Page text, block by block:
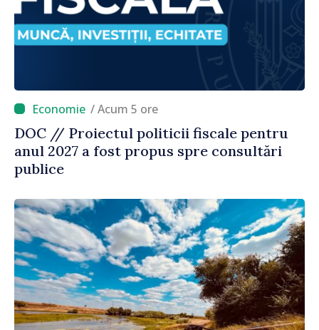
/ Acum 5 ore
DOC // Proiectul politicii fiscale pentru
anul 2027 a fost propus spre consultări
publice